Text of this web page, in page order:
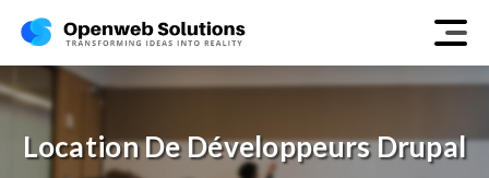
Location De Développeurs Drupal